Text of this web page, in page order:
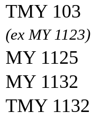
TMY 103
(ex MY 1123)
MY 1125
MY 1132
TMY 1132